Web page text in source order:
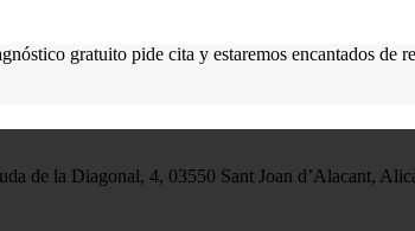
gratuito pide cita y estaremos encantados de
de la Diagonal, 4, 03550 Sant Joan d’Alacant,